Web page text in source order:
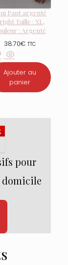
Pant argenté
Taille : XL,
: Argenté
38.70€ TTC
Ajouter au
panier
pour
domicile